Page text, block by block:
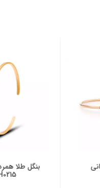
بنگل طلا